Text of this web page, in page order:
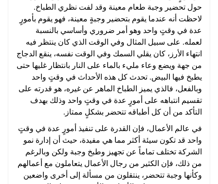
حول تحضير وجبة طعام معينة وقد لفت نظري الطباخ.
لاحظت أنه عندما يقوم بتحضير وجبةٍ معينة، فهو يقوم بأمورٍ
عدة في وقتٍ واحد وهو أمر ضروري وأساسي بالنسبة
لعمله. على سبيل المثال وفي الوقت الذي كان ينتظر فيه
انتهاء الأرز، كان يقلي السمك وفي الوقت نفسه، ينقع الدجاج
من جهة ويضع وعاء مليء بالماء على النار بانتظار غليها حتى
يطبخ فيها البيض. تحدث كل هذه الأحداث في وقتٍ واحد
وبالفعل، فالذي يميز الطباخ الماهر عن غيره، هو قدرته على
تقسيم انتباهه على أمورٍ عدة في وقتٍ واحد وذلك بهدف
التأكد من أن كل أطباقه تتحضر بشكلٍ ممتاز.
في عالم الأعمال، فإن القدرة على تنفيذ أمورٍ عدة في وقتٍ
واحد قد تكون سيئة أكثر مما هي مفيدة، حيث أن إدارة نمو
الشركة تختلف تماماً عن تجهيز وطبخ وجبة ولكن وبالرغم
من ذلك، فإن الكثير من رجال الأعمال يتعاملون مع أعمالهم
وكأنها وجبة تتحضر، ينتقلون من مسألة إلى أخرى واضعين